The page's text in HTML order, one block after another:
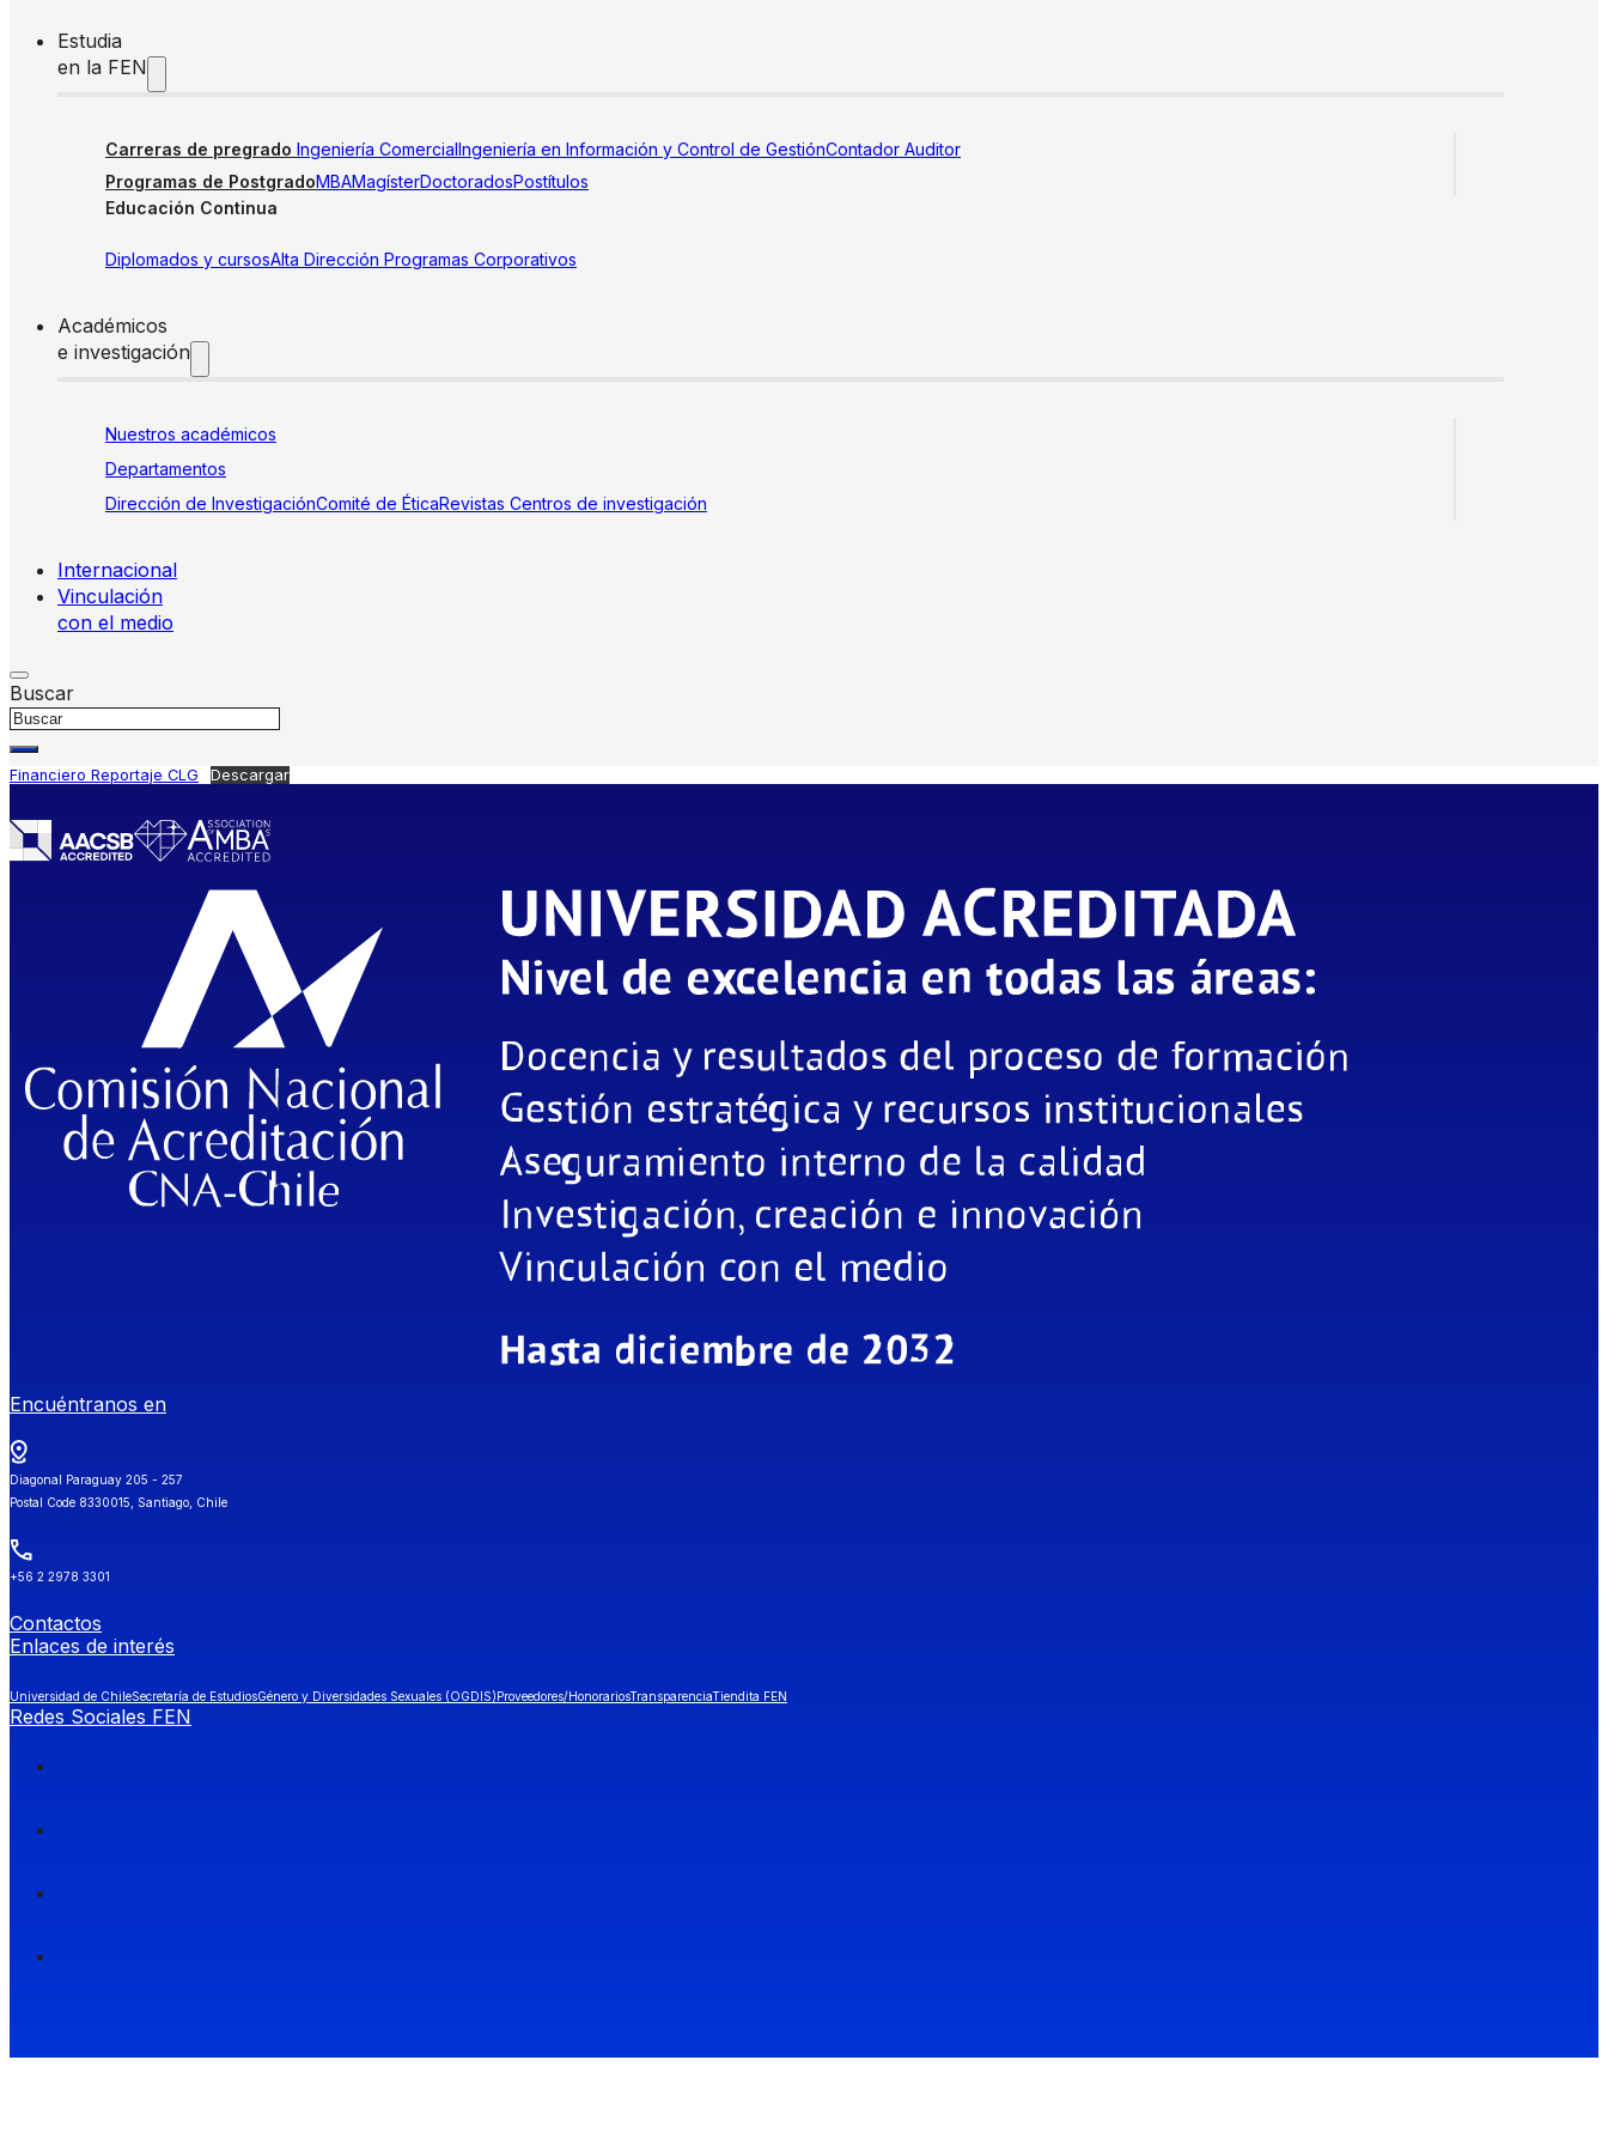
Estudia
en la FEN
Carreras de pregrado Ingeniería ComercialIngeniería en Información y Control de GestiónContador Auditor
Programas de PostgradoMBAMagísterDoctoradosPostítulos
Educación Continua
Diplomados y cursosAlta Dirección Programas Corporativos
Académicos
e investigación
Nuestros académicos
Departamentos
Dirección de InvestigaciónComité de ÉticaRevistas Centros de investigación
Internacional
Vinculación
con el medio
Buscar
Financiero Reportaje CLG Descargar
Encuéntranos en
Diagonal Paraguay 205 - 257
Postal Code 8330015, Santiago, Chile
+56 2 2978 3301
Contactos
Enlaces de interés
Universidad de ChileSecretaría de EstudiosGénero y Diversidades Sexuales (OGDIS)Proveedores/HonorariosTransparenciaTiendita FEN
Redes Sociales FEN